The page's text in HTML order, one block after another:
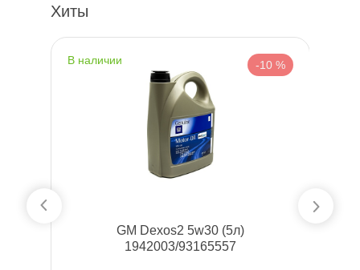
Хиты
наличии -10 %
GM Dexos2 5w30 (5л)
1942003/93165557